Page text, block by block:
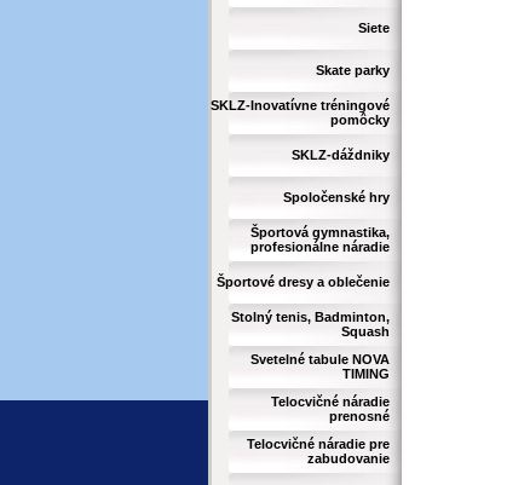
Siete
Skate parky
SKLZ-Inovatívne tréningové
pomôcky
SKLZ-dáždniky
Spoločenské hry
Športová gymnastika,
profesionálne náradie
Športové dresy a oblečenie
Stolný tenis, Badminton,
Squash
Svetelné tabule NOVA
TIMING
Telocvičné náradie
prenosné
Telocvičné náradie pre
zabudovanie